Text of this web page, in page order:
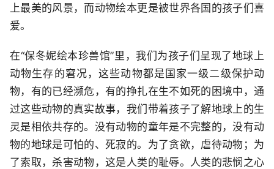
上最美的风景，而动物绘本更是被世界各国的孩子们喜
爱。
在“保冬妮绘本珍兽馆”里，我们为孩子们呈现了地球上
动物生存的窘况，这些动物都是国家一级二级保护动
物，有的已经濒危，有的挣扎在生不如死的困境中，通
过这些动物的真实故事，我们带着孩子了解地球上的生
灵是相依共存的。没有动物的童年是不完整的，没有动
物的地球是可怕的、死寂的。为了贪欲，虐待动物；为
了索取，杀害动物，这是人类的耻辱。人类的悲悯之心